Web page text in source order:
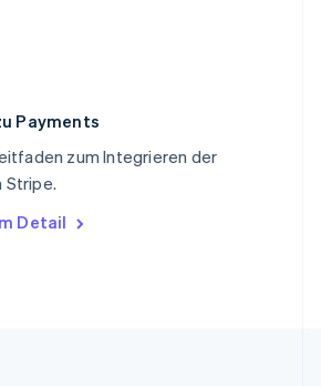
Payments
zum Integrieren der
Stripe.
Detail